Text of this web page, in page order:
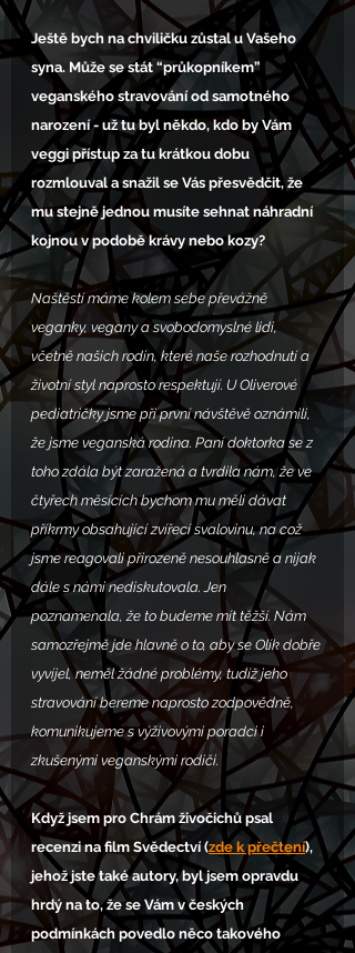
Ještě bych na chviličku zůstal u Vašeho
syna. Může se stát “průkopníkem”
veganského stravování od samotného
narození - už tu byl někdo, kdo by Vám
veggi přístup za tu krátkou dobu
rozmlouval a snažil se Vás přesvědčit, že
mu stejně jednou musíte sehnat náhradní
kojnou v podobě krávy nebo kozy?
Naštěstí máme kolem sebe převážně
veganky, vegany a svobodomyslné lidi,
včetně našich rodin, které naše rozhodnutí a
životní styl naprosto respektují. U Oliverové
pediatričky jsme při první návštěvě oznámili,
že jsme veganská rodina. Paní doktorka se z
toho zdála být zaražená a tvrdila nám, že ve
čtyřech měsících bychom mu měli dávat
příkrmy obsahující zvířecí svalovinu, na což
jsme reagovali přirozeně nesouhlasně a nijak
dále s námi nediskutovala. Jen
poznamenala, že to budeme mít těžší. Nám
samozřejmě jde hlavně o to, aby se Olík dobře
vyvíjel, neměl žádné problémy, tudíž jeho
stravování bereme naprosto zodpovědně,
komunikujeme s výživovými poradci i
zkušenými veganskými rodiči.
Když jsem pro Chrám živočichů psal
recenzi na film Svědectví (zde k přečtení),
jehož jste také autory, byl jsem opravdu
hrdý na to, že se Vám v českých
podmínkách povedlo něco takového